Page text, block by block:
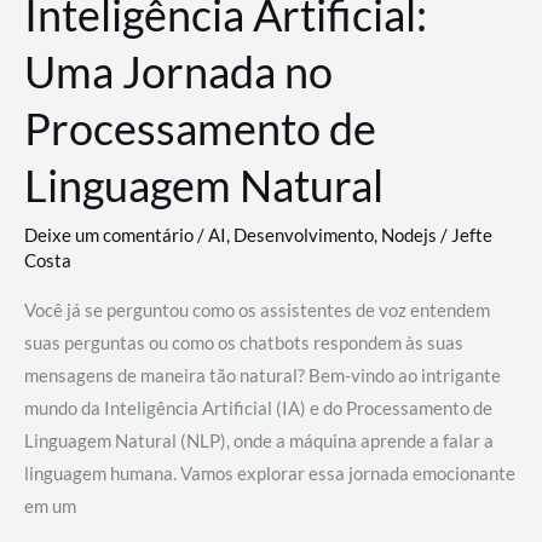
Inteligência Artificial:
Uma Jornada no
Processamento de
Linguagem Natural
Deixe um comentário/AI, Desenvolvimento, Nodejs / Jefte
Costa
Você já se perguntou como os assistentes de voz entendem
suas perguntas ou como os chatbots respondem às suas
mensagens de maneira tão natural? Bem-vindo ao intrigante
mundo da Inteligência Artificial (IA) e do Processamento de
Linguagem Natural (NLP), onde a máquina aprende a falar a
linguagem humana. Vamos explorar essa jornada emocionante
em um